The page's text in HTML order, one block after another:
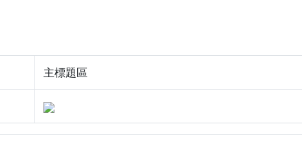
主標題區